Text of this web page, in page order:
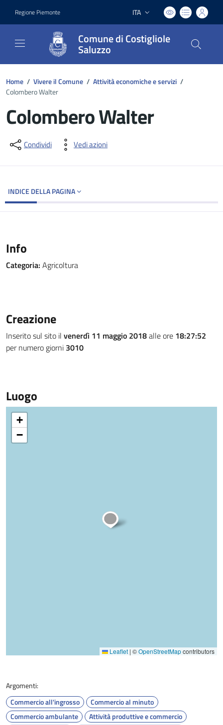
Regione Piemonte Lingua attiva:
ITA
Comune di Costigliole
Saluzzo
Home / Vivere il Comune / Attività economiche e servizi /
Colombero Walter
Colombero Walter
Dettagli del documento
Condividi Vedi azioni
INDICE DELLA PAGINA
Info
Categoria: Agricoltura
Creazione
Inserito sul sito il venerdì 11 maggio 2018alle ore 18:27:52
per numero giorni 3010
Luogo
+
−
Leaflet | ©OpenStreetMapcontributors
Argomenti:
Commercio all'ingrosso
Commercio al minuto
Commercio ambulante
Attività produttive e commercio